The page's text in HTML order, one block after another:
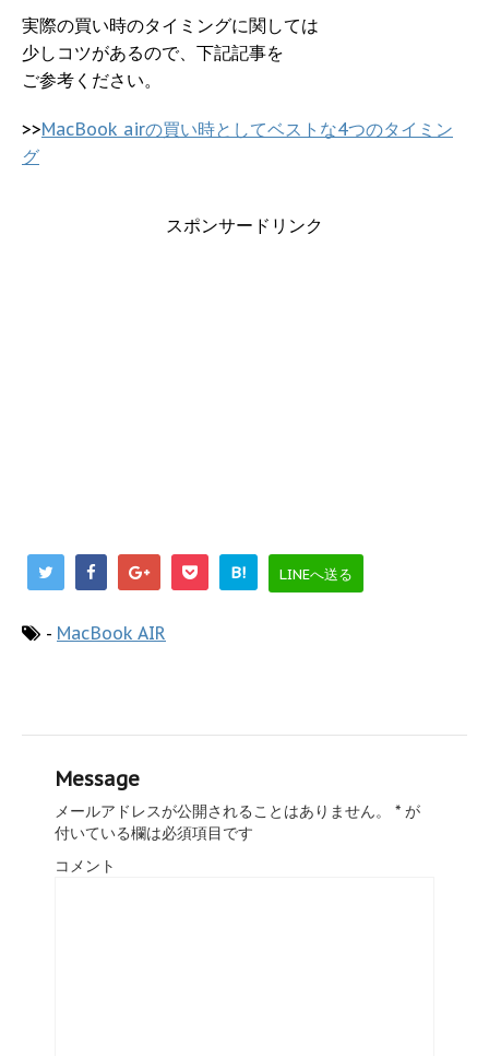
実際の買い時のタイミングに関しては
少しコツがあるので、下記記事を
ご参考ください。
>>MacBook airの買い時としてベストな4つのタイミン
グ
スポンサードリンク
B! LINEへ送る
- MacBook AIR
Message
メールアドレスが公開されることはありません。 * が
付いている欄は必須項目です
コメント